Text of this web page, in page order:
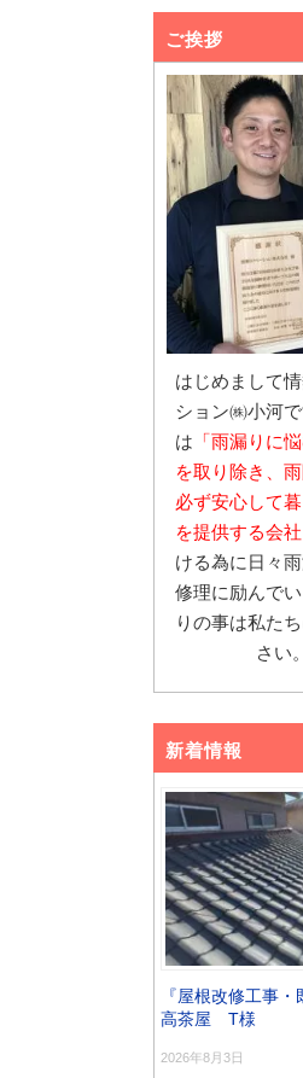
ご挨拶
はじめまして
ション㈱小河
は 「雨漏りに
を取り除き、
必ず安心して
を提供する会社
ける為に日々
修理に励んで
りの事は私た
さい。
新着情報
『屋根改修工事
高茶屋 T様
2026年8月3日